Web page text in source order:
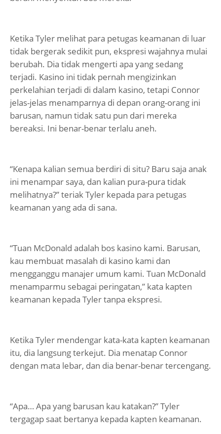
Ketika Tyler melihat para petugas keamanan di luar
tidak bergerak sedikit pun, ekspresi wajahnya mulai
berubah. Dia tidak mengerti apa yang sedang
terjadi. Kasino ini tidak pernah mengizinkan
perkelahian terjadi di dalam kasino, tetapi Connor
jelas-jelas menamparnya di depan orang-orang ini
barusan, namun tidak satu pun dari mereka
bereaksi. Ini benar-benar terlalu aneh.
“Kenapa kalian semua berdiri di situ? Baru saja anak
ini menampar saya, dan kalian pura-pura tidak
melihatnya?” teriak Tyler kepada para petugas
keamanan yang ada di sana.
“Tuan McDonald adalah bos kasino kami. Barusan,
kau membuat masalah di kasino kami dan
mengganggu manajer umum kami. Tuan McDonald
menamparmu sebagai peringatan,” kata kapten
keamanan kepada Tyler tanpa ekspresi.
Ketika Tyler mendengar kata-kata kapten keamanan
itu, dia langsung terkejut. Dia menatap Connor
dengan mata lebar, dan dia benar-benar tercengang.
“Apa… Apa yang barusan kau katakan?” Tyler
tergagap saat bertanya kepada kapten keamanan.